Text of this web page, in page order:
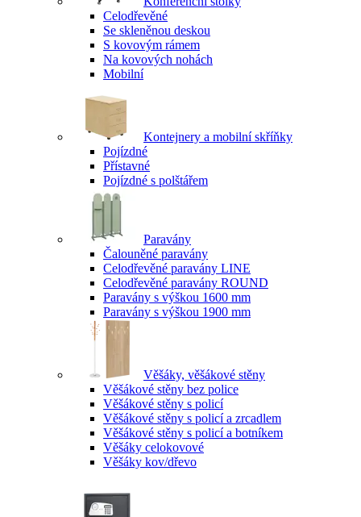
Celodřevěné
Se skleněnou deskou
S kovovým rámem
Na kovových nohách
Mobilní
Kontejnery a mobilní skříňky
Pojízdné
Přístavné
Pojízdné s polštářem
Paravány
Čalouněné paravány
Celodřevěné paravány LINE
Celodřevěné paravány ROUND
Paravány s výškou 1600 mm
Paravány s výškou 1900 mm
Věšáky, věšákové stěny
Věšákové stěny bez police
Věšákové stěny s policí
Věšákové stěny s policí a zrcadlem
Věšákové stěny s policí a botníkem
Věšáky celokovové
Věšáky kov/dřevo